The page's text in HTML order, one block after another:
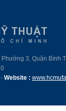
3, Quận Bình
- Website :